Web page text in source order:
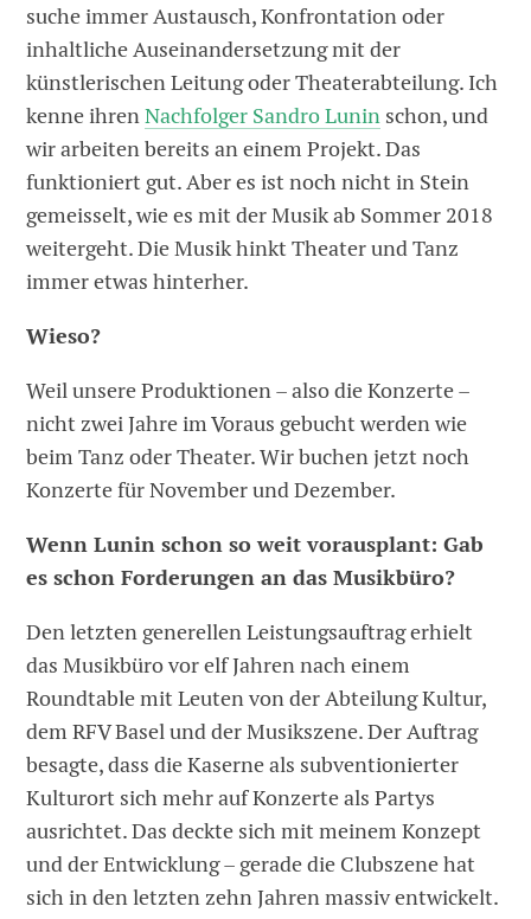
suche immer Austausch, Konfrontation oder
inhaltliche Auseinandersetzung mit der
künstlerischen Leitung oder Theaterabteilung. Ich
kenne ihrenNachfolger Sandro Lunin schon, und
wir arbeiten bereits an einem Projekt. Das
funktioniert gut. Aber es ist noch nicht in Stein
gemeisselt, wie es mit der Musik ab Sommer 2018
weitergeht. Die Musik hinkt Theater und Tanz
immer etwas hinterher.
Wieso?
Weil unsere Produktionen – also die Konzerte –
nicht zwei Jahre im Voraus gebucht werden wie
beim Tanz oder Theater. Wir buchen jetzt noch
Konzerte für November und Dezember.
Wenn Lunin schon so weit vorausplant: Gab
es schon Forderungen an das Musikbüro?
Den letzten generellen Leistungsauftrag erhielt
das Musikbüro vor elf Jahren nach einem
Roundtable mit Leuten von der Abteilung Kultur,
dem RFV Basel und der Musikszene. Der Auftrag
besagte, dass die Kaserne als subventionierter
Kulturort sich mehr auf Konzerte als Partys
ausrichtet. Das deckte sich mit meinem Konzept
und der Entwicklung – gerade die Clubszene hat
sich in den letzten zehn Jahren massiv entwickelt.